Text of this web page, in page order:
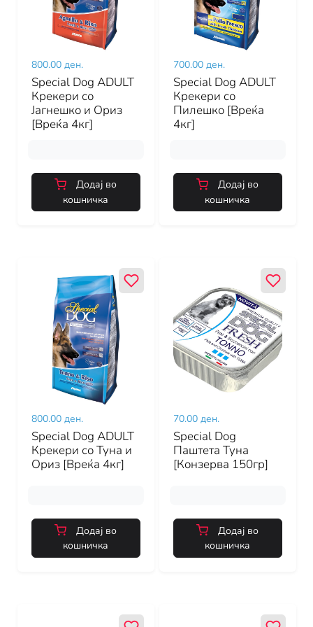
800.00 ден.
Special Dog ADULT
Крекери со
Јагнешко и Ориз
[Вреќа 4кг]
Додај во
кошничка
700.00 ден.
Special Dog ADULT
Крекери со
Пилешко [Вреќа
4кг]
Додај во
кошничка
800.00 ден.
Special Dog ADULT
Крекери со Туна и
Ориз [Вреќа 4кг]
Додај во
кошничка
70.00 ден.
Special Dog
Паштета Туна
[Конзерва 150гр]
Додај во
кошничка